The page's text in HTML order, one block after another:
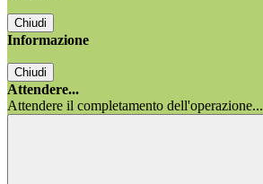
Chiudi
Informazione
Chiudi
Attendere...
Attendere il completamento dell'operazione...